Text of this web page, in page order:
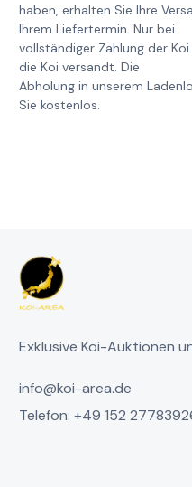
haben, erhalten Sie Ihre
Ihrem Liefertermin. Nur bei
vollständiger Zahlung der
die Koi versandt. Die
Abholung in unserem
Sie kostenlos.
Exklusive Koi-Auktionen
info@koi-area.de
Telefon: +49 152